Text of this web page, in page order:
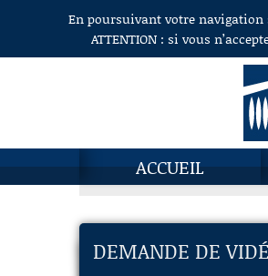
Aller au contenuEn poursuivant votre navigation
ATTENTION : si vous
ACCUEIL
DEMANDE DE